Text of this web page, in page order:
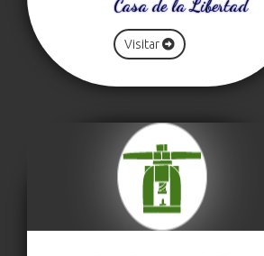
Casa de la Libertad
Visitar